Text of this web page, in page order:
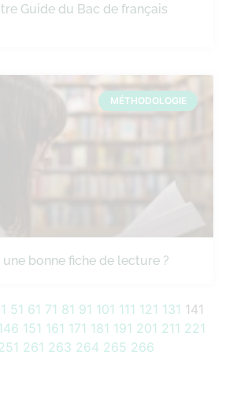
Guide du Bac de français
MÉTHODOLOGIE
bonne fiche de lecture ?
51 61 71 81 91 101 111 121 131 141
151 161 171 181 191 201 211 221
261 263 264 265 266